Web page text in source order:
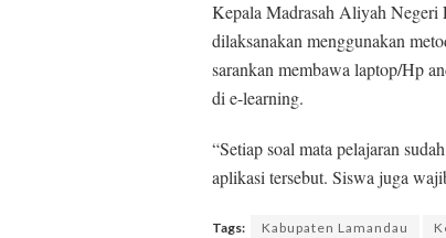
Kepala Madrasah Aliyah
dilaksanakan menggunakan
sarankan membawa laptop/Hp
di e-learning.
“Setiap soal mata pelajaran
aplikasi tersebut. Siswa juga
Tags: Kabupaten Lamandau